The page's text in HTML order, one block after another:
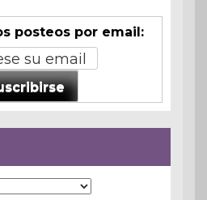
posteos por email: